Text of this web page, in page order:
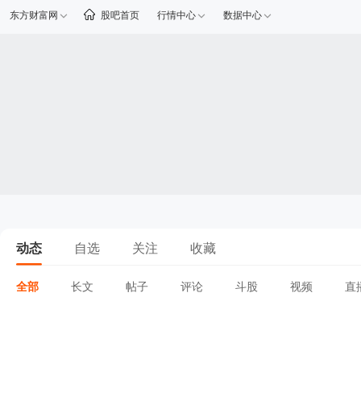
东方财富网 股吧首页 行情中心 数据中心
动态 自选 关注 收藏
全部 长文 帖子 评论 斗股 视频 直